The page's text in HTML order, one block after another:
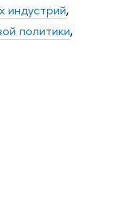
индустрий,
политики,